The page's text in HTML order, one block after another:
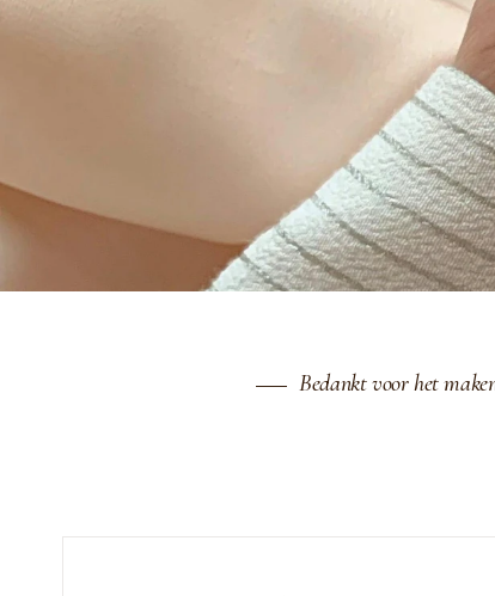
Bedankt voor het